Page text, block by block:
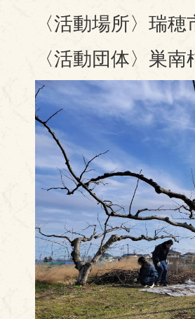
〈活動場所〉瑞
〈活動団体〉巣南